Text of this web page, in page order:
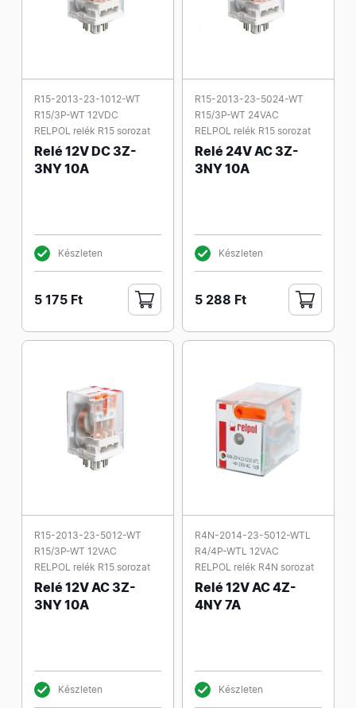
R15-2013-23-1012-WT
R15/3P-WT 12VDC
RELPOL relék R15 sorozat
Relé 12V DC 3Z-
3NY 10A
Készleten
5 175 Ft
R15-2013-23-5024-WT
R15/3P-WT 24VAC
RELPOL relék R15 sorozat
Relé 24V AC 3Z-
3NY 10A
Készleten
5 288 Ft
R15-2013-23-5012-WT
R15/3P-WT 12VAC
RELPOL relék R15 sorozat
Relé 12V AC 3Z-
3NY 10A
Készleten
R4N-2014-23-5012-WTL
R4/4P-WTL 12VAC
RELPOL relék R4N sorozat
Relé 12V AC 4Z-
4NY 7A
Készleten